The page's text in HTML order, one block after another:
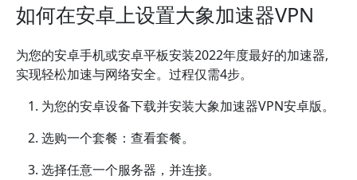
如何在安卓上设置大象加速器VPN
为您的安卓手机或安卓平板安装2022年度最好的加速器,
实现轻松加速与网络安全。过程仅需4步。
为您的安卓设备下载并安装大象加速器VPN安卓版。
选购一个套餐：查看套餐。
选择任意一个服务器，并连接。